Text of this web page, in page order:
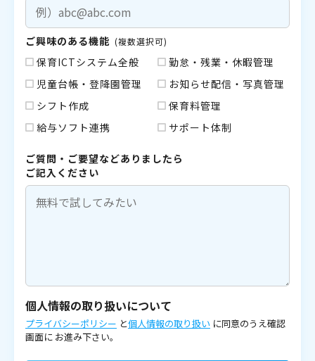
ご興味のある機能 (複数選択可)
保育ICTシステム全般
勤怠・残業・休暇管理
児童台帳・登降園管理
お知らせ配信・写真管理
シフト作成
保育料管理
給与ソフト連携
サポート体制
ご質問・ご要望などありましたら
ご記入ください
個人情報の取り扱いについて
プライバシーポリシー と個人情報の取り扱い に同意のうえ確認
画面に お進み下さい。